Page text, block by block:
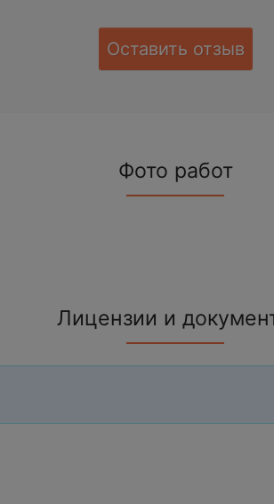
Оставить отзыв
Фото работ
Лицензии и